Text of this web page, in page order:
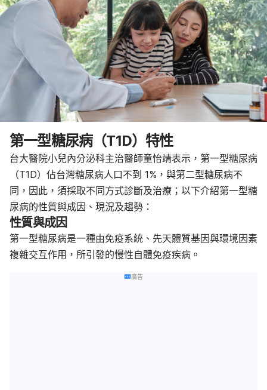
第一型糖尿病（T1D）特性
台大醫院小兒內分泌科主治醫師童怡靖表示，第一型糖尿病
（T1D）佔台灣糖尿病人口不到 1%，與第二型糖尿病不
同，因此，須採取不同方式診斷及治療；以下介紹第一型糖
尿病的性質與成因、現況及趨勢：
性質與成因
第一型糖尿病是一種由免疫系統、先天體質基因與環境因素
複雜交互作用，所引發的慢性自體免疫疾病。
廣告